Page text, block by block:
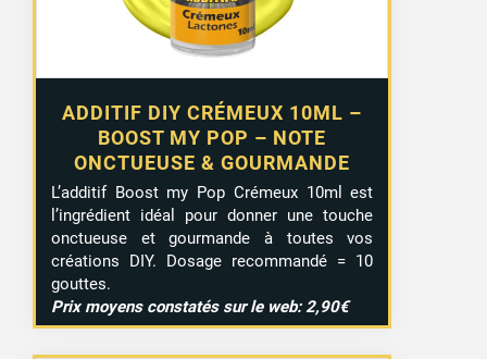
ADDITIF DIY CRÉMEUX 10ML –
BOOST MY POP – NOTE
ONCTUEUSE & GOURMANDE
L’additif Boost my Pop Crémeux 10ml est
l’ingrédient idéal pour donner une touche
onctueuse et gourmande à toutes vos
créations DIY. Dosage recommandé = 10
gouttes.
Prix moyens constatés sur le web: 2,90€